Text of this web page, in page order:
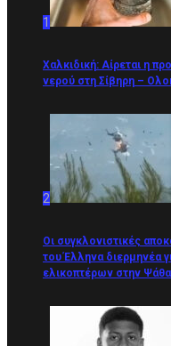
1
Χαλκιδική: Αίρεται η
νερού στη Σίβηρη –
2
Οι συγκλονιστικές
του Έλληνα διερμηνέα
ελικοπτέρων στην Ψάθα